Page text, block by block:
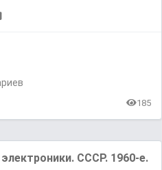
185
СCCP. 1960-e.